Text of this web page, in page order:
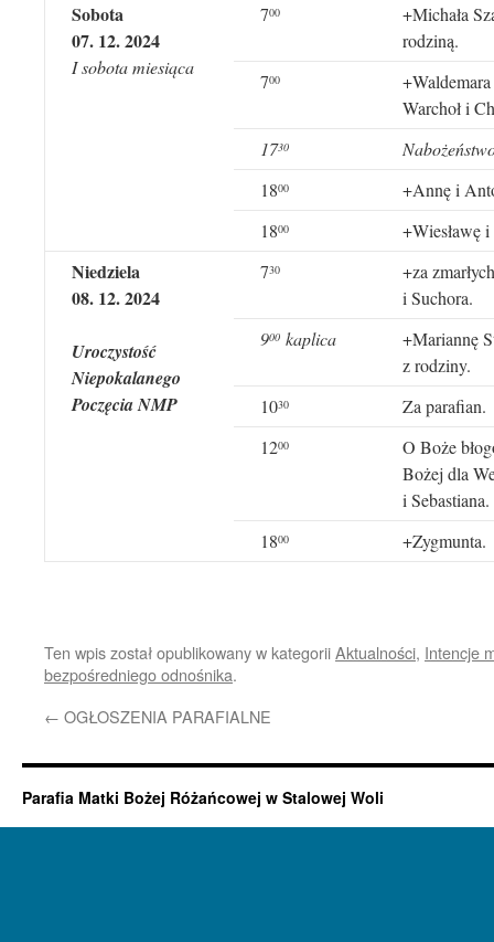
Sobota
07. 12. 2024
I sobota miesiąca
700
+Michała
rodziną.
700
Warchoł i
1730
1800
+Annę i
1800 +Wiesławę i
Niedziela
08. 12. 2024
Uroczystość
Niepokalanego
Poczęcia NMP
730
+za
i Suchora.
900 kaplica
+Mariannę
z rodziny.
1030
Za parafian.
1200
O Boże
Bożej dla
i Sebastiana.
1800 +Zygmunta.
Ten wpis został opublikowany w kategoriiAktualności, Intencje
bezpośredniego odnośnika.
← OGŁOSZENIA PARAFIALNE
Parafia Matki Bożej Różańcowej w Stalowej Woli